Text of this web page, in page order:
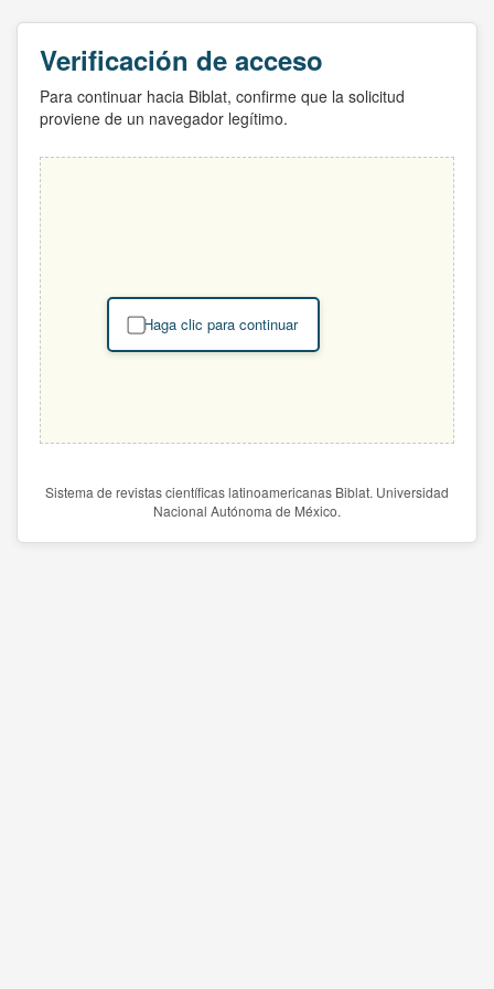
Verificación de acceso
Para continuar hacia Biblat, confirme que la solicitud
proviene de un navegador legítimo.
Haga clic para continuar
Sistema de revistas científicas latinoamericanas Biblat. Universidad
Nacional Autónoma de México.